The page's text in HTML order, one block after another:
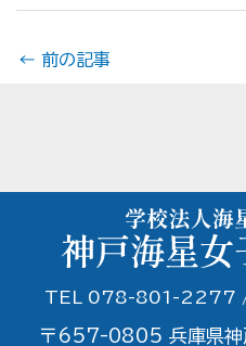
← 前の記事
TEL 078-801-2277
〒657-0805 兵庫県